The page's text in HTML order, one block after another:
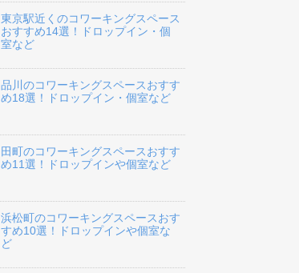
東京駅近くのコワーキングスペース
おすすめ14選！ドロップイン・個
室など
品川のコワーキングスペースおすす
め18選！ドロップイン・個室など
田町のコワーキングスペースおすす
め11選！ドロップインや個室など
浜松町のコワーキングスペースおす
すめ10選！ドロップインや個室な
ど